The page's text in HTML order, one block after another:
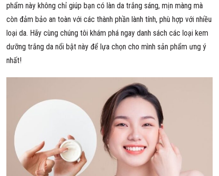
phẩm này không chỉ giúp bạn có làn da trắng sáng, mịn màng mà
còn đảm bảo an toàn với các thành phần lành tính, phù hợp với nhiều
loại da. Hãy cùng chúng tôi khám phá ngay danh sách các loại kem
dưỡng trắng da nổi bật này để lựa chọn cho mình sản phẩm ưng ý
nhất!